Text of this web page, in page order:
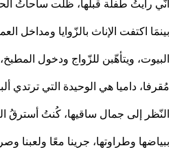
رأيتُ طفلة قبلها، ظلّت ساحاتُ الحيّ
اكتفت الإناث بالزّوايا ومداخل
ويتأهّبن للزّواج ودخول المطبخ،
داميا هي الوحيدة التي ترتدي
إلى جمال ساقيها، كُنتُ أسترقُ النّظر
وطراوتها، جرينا معًا ولعبنا وصرنا